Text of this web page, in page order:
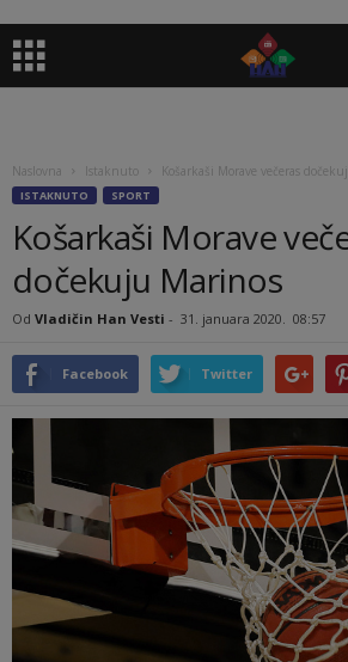
Naslovna Istaknuto Košarkaši Morave večeras
ISTAKNUTO SPORT
Košarkaši Morave
dočekuju Marinos
Od Vladičin Han Vesti - 31. januara 2020. 08:57
Facebook Twitter